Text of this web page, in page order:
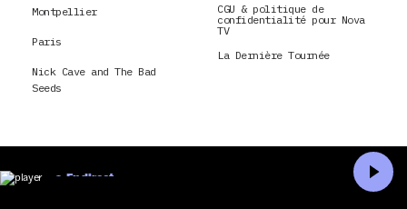
Montpellier
Paris
Nick Cave and The Bad
Seeds
CGU & politique de
confidentialité pour Nova
TV
La Dernière Tournée
En direct